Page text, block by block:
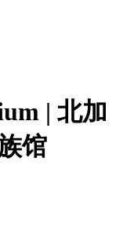
| 北加
馆